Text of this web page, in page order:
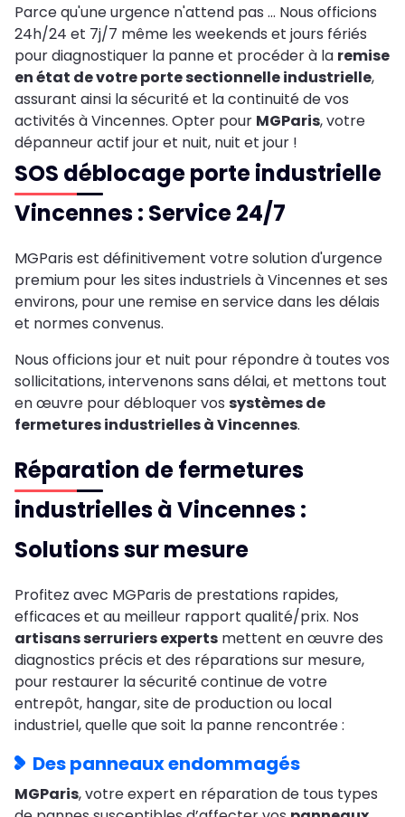
Parce qu'une urgence n'attend pas … Nous officions
24h/24 et 7j/7 même les weekends et jours fériés
pour diagnostiquer la panne et procéder à la remise
en état de votre porte sectionnelle industrielle,
assurant ainsi la sécurité et la continuité de vos
activités à Vincennes. Opter pour MGParis, votre
dépanneur actif jour et nuit, nuit et jour !
SOS déblocage porte industrielle
Vincennes : Service 24/7
MGParis est définitivement votre solution d'urgence
premium pour les sites industriels à Vincennes et ses
environs, pour une remise en service dans les délais
et normes convenus.
Nous officions jour et nuit pour répondre à toutes vos
sollicitations, intervenons sans délai, et mettons tout
en œuvre pour débloquer vos systèmes de
fermetures industrielles à Vincennes.
Réparation de fermetures
industrielles à Vincennes :
Solutions sur mesure
Profitez avec MGParis de prestations rapides,
efficaces et au meilleur rapport qualité/prix. Nos
artisans serruriers experts mettent en œuvre des
diagnostics précis et des réparations sur mesure,
pour restaurer la sécurité continue de votre
entrepôt, hangar, site de production ou local
industriel, quelle que soit la panne rencontrée :
Des panneaux endommagés
MGParis, votre expert en réparation de tous types